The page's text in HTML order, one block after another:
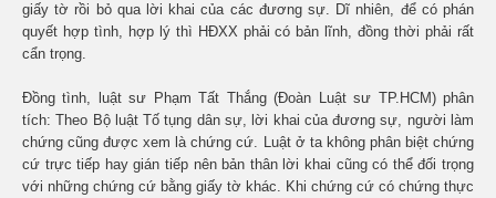
giấy tờ rồi bỏ qua lời khai của các đương sự. Dĩ nhiên, để có phán
quyết hợp tình, hợp lý thì HĐXX phải có bản lĩnh, đồng thời phải rất
cẩn trọng.
Đồng tình, luật sư Phạm Tất Thắng (Đoàn Luật sư TP.HCM) phân
tích: Theo Bộ luật Tố tụng dân sự, lời khai của đương sự, người làm
chứng cũng được xem là chứng cứ. Luật ở ta không phân biệt chứng
cứ trực tiếp hay gián tiếp nên bản thân lời khai cũng có thể đối trọng
với những chứng cứ bằng giấy tờ khác. Khi chứng cứ có chứng thực